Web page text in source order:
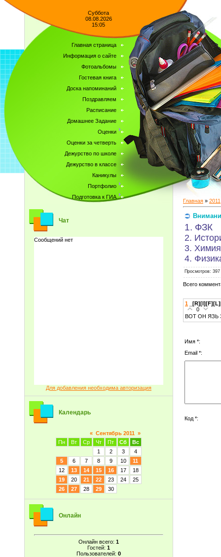
Суббота
08.08.2026
15:05
Главная страница
Информация о сайте
Фотоальбомы
Гостевая книга
Доска напоминаний
Поздравляем
Расписание
Домашнее Задание
Оценки
Оценки за четверть
Дежурство по школе
Дежурство в классе
Каникулы
Портфолио
Подготовка к ГИА
Чат
Для добавления необходима авторизация
Календарь
« Сентябрь 2011 »
Пн
Вт Ср Чт Пт Сб
Вс
1
2 3
4
5
6 7 8 9 10
11
12
13 14 15 16 17
18
19
20 21 22 23 24
25
26
27 28 29 30
Онлайн
Онлайн всего: 1
Гостей: 1
Пользователей: 0
Главная » 2011
1. ФЗК
2.
3. Химия
4.
Просмотров:
Всего
1
0
ВОТ ОН ЯЗЬ
Имя *:
Email *:
Код *: